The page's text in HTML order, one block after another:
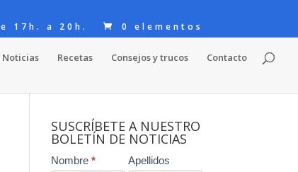
17h. a 20h.
0 elementos
Noticias Recetas Consejos y trucos Contacto
SUSCRÍBETE A NUESTRO
BOLETÍN DE NOTICIAS
Contact
Nombre * Apellidos